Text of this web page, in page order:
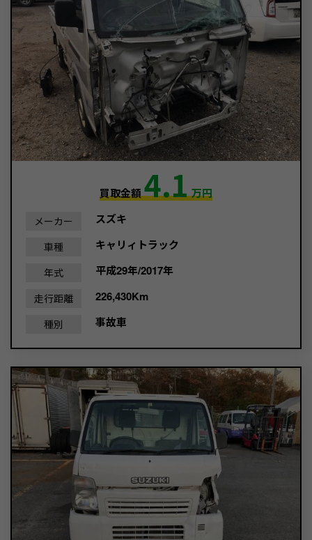
買取金額4.1万円
メーカー スズキ
車種 キャリィトラック
年式 平成29年/2017年
走行距離 226,430Km
種別 事故車